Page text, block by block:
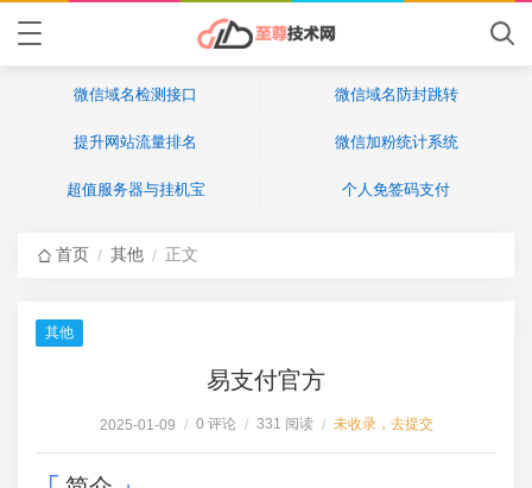
微信域名检测接口 微信域名防封跳转
提升网站流量排名 微信加粉统计系统
超值服务器与挂机宝 个人免签码支付
首页 / 其他 / 正文
其他
易支付官方
2025-01-09 / 0 评论 / 331 阅读 / 未收录，去提交